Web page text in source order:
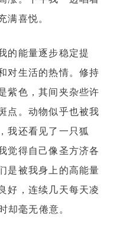
喜悦。
的能量逐步稳定提
对生活的热情。修持
紫色，其间夹杂些许
点。动物似乎也被我
我还看见了一只狐
觉得自己像圣方济各
是被我身上的高能量
好，连续几天每天凌
却毫无倦意。